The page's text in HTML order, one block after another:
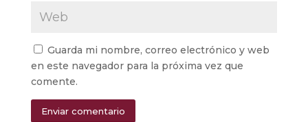
Guarda mi nombre, correo electrónico y web
en este navegador para la próxima vez que
comente.
Enviar comentario